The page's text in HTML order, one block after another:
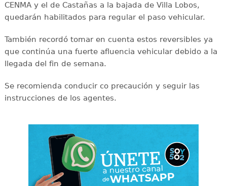
CENMA y el de Castañas a la bajada de Villa Lobos,
quedarán habilitados para regular el paso vehicular.
También recordó tomar en cuenta estos reversibles ya
que continúa una fuerte afluencia vehicular debido a la
llegada del fin de semana.
Se recomienda conducir co precaución y seguir las
instrucciones de los agentes.